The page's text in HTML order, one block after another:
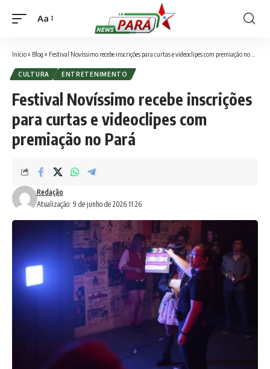
Font
Aa
Início» Blog » Festival Novíssimo recebe inscrições para curtas e videoclipes com premiação no Pará
CULTURA ENTRETENIMENTO
Festival Novíssimo recebe inscrições
para curtas e videoclipes com
premiação no Pará
Atualização: 9 de junho de 2026 11:26
Redação